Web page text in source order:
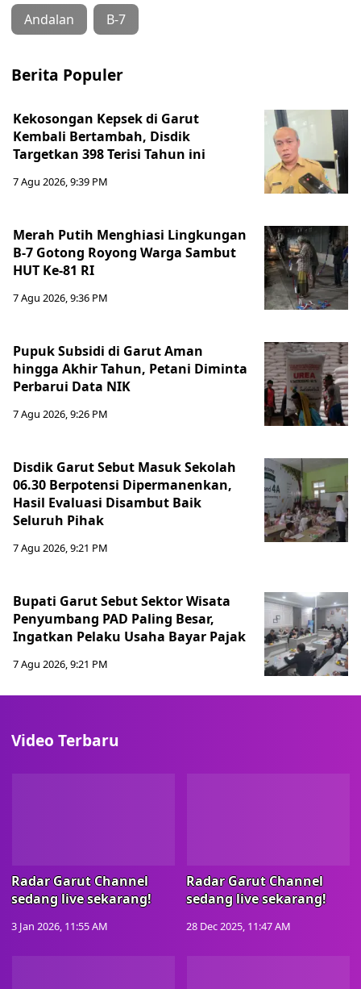
Andalan B-7
Berita Populer
Kekosongan Kepsek di Garut
Kembali Bertambah, Disdik
Targetkan 398 Terisi Tahun ini
7 Agu 2026, 9:39 PM
Merah Putih Menghiasi Lingkungan
B-7 Gotong Royong Warga Sambut
HUT Ke-81 RI
7 Agu 2026, 9:36 PM
Pupuk Subsidi di Garut Aman
hingga Akhir Tahun, Petani Diminta
Perbarui Data NIK
7 Agu 2026, 9:26 PM
Disdik Garut Sebut Masuk Sekolah
06.30 Berpotensi Dipermanenkan,
Hasil Evaluasi Disambut Baik
Seluruh Pihak
7 Agu 2026, 9:21 PM
Bupati Garut Sebut Sektor Wisata
Penyumbang PAD Paling Besar,
Ingatkan Pelaku Usaha Bayar Pajak
7 Agu 2026, 9:21 PM
Video Terbaru
Radar Garut Channel
sedang live sekarang!
3 Jan 2026, 11:55 AM
Radar Garut Channel
sedang live sekarang!
28 Dec 2025, 11:47 AM